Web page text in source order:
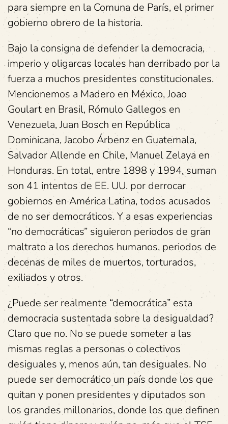
para siempre en la Comuna de París, el primer
gobierno obrero de la historia.
Bajo la consigna de defender la democracia,
imperio y oligarcas locales han derribado por la
fuerza a muchos presidentes constitucionales.
Mencionemos a Madero en México, Joao
Goulart en Brasil, Rómulo Gallegos en
Venezuela, Juan Bosch en República
Dominicana, Jacobo Árbenz en Guatemala,
Salvador Allende en Chile, Manuel Zelaya en
Honduras. En total, entre 1898 y 1994, suman
son 41 intentos de EE. UU. por derrocar
gobiernos en América Latina, todos acusados
de no ser democráticos. Y a esas experiencias
“no democráticas” siguieron periodos de gran
maltrato a los derechos humanos, periodos de
decenas de miles de muertos, torturados,
exiliados y otros.
¿Puede ser realmente “democrática” esta
democracia sustentada sobre la desigualdad?
Claro que no. No se puede someter a las
mismas reglas a personas o colectivos
desiguales y, menos aún, tan desiguales. No
puede ser democrático un país donde los que
quitan y ponen presidentes y diputados son
los grandes millonarios, donde los que definen